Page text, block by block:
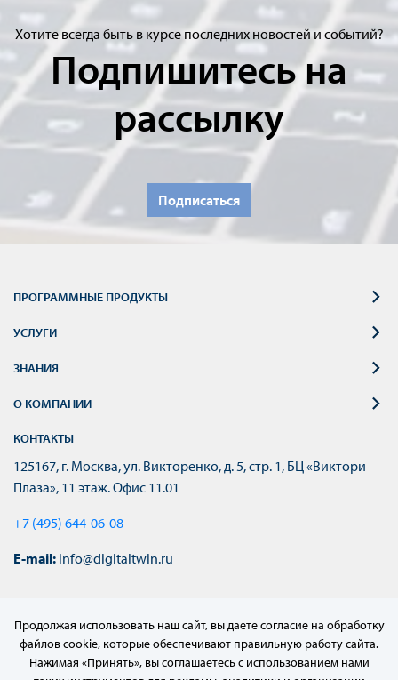
Хотите всегда быть в курсе последних новостей и событий?
Подпишитесь на
рассылку
Подписаться
ПРОГРАММНЫЕ ПРОДУКТЫ
УСЛУГИ
ЗНАНИЯ
О КОМПАНИИ
КОНТАКТЫ
125167, г. Москва, ул. Викторенко, д. 5, стр. 1, БЦ «Виктори
Плаза», 11 этаж. Офис 11.01
+7 (495) 644-06-08
E-mail: info@digitaltwin.ru
Продолжая использовать наш сайт, вы даете согласие на обработку
файлов cookie, которые обеспечивают правильную работу сайта.
Нажимая «Принять», вы соглашаетесь с использованием нами